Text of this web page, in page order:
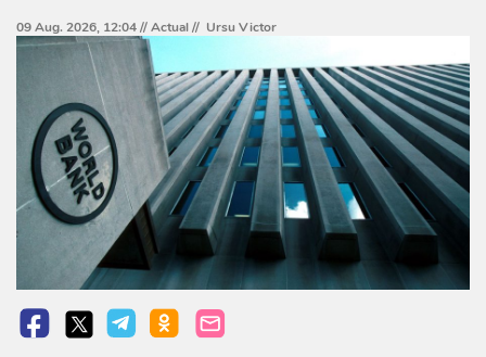
09 Aug. 2026, 12:04 //Actual// Ursu Victor